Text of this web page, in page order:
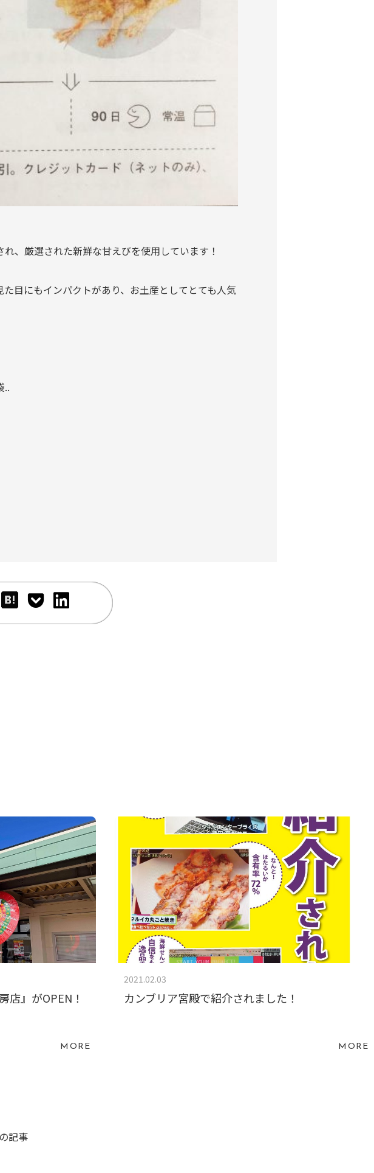
、厳選された新鮮な甘えびを使用しています！
目にもインパクトがあり、お土産としてとても人気
..
店』がOPEN！
MORE
2021.02.03
カンブリア宮殿で紹介されました！
MORE
記事